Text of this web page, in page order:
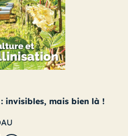
: invisibles, mais bien là !